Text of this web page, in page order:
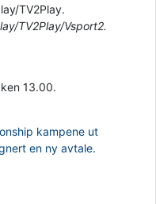
TV2Play.
TV2Play/Vsport2.
13.00.
kampene ut
en ny avtale.